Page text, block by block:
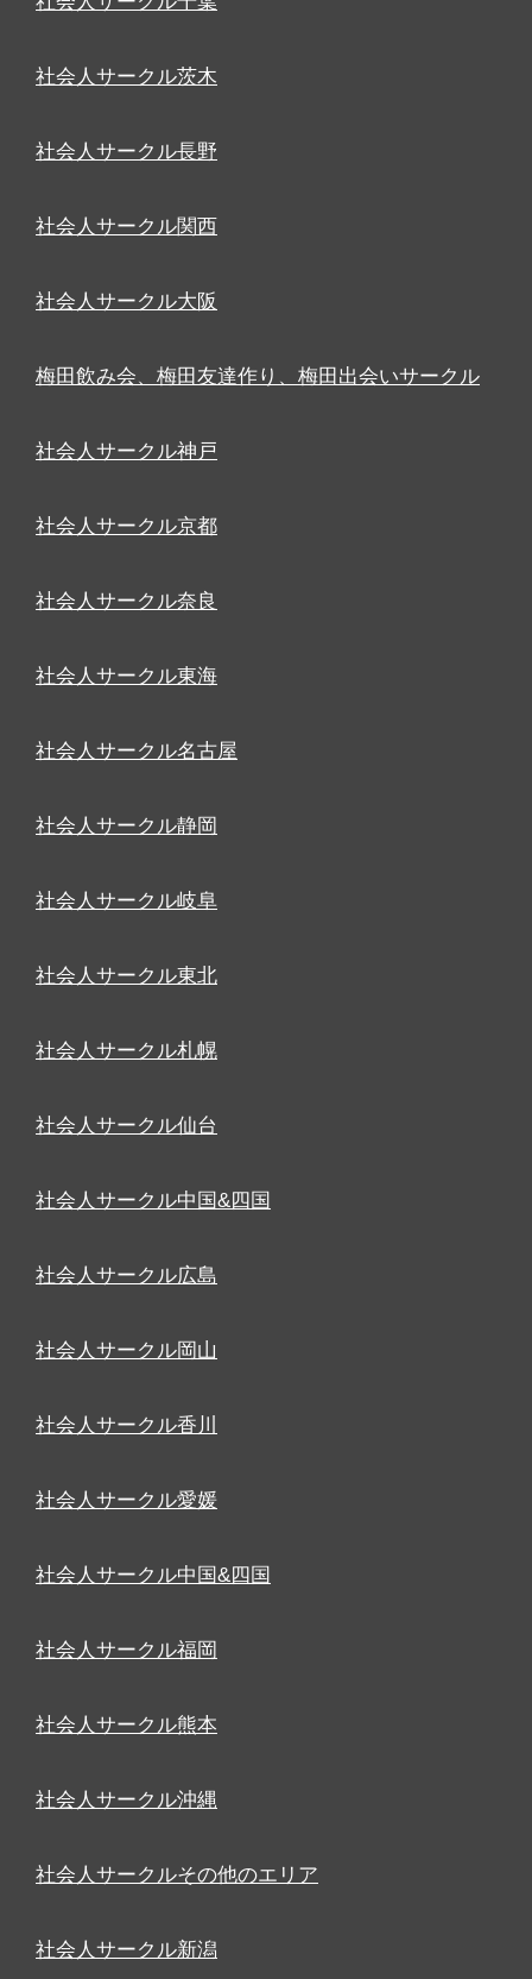
社会人サークル茨木
社会人サークル長野
社会人サークル関西
社会人サークル大阪
梅田飲み会、梅田友達作り、梅田出会いサークル
社会人サークル神戸
社会人サークル京都
社会人サークル奈良
社会人サークル東海
社会人サークル名古屋
社会人サークル静岡
社会人サークル岐阜
社会人サークル東北
社会人サークル札幌
社会人サークル仙台
社会人サークル中国&四国
社会人サークル広島
社会人サークル岡山
社会人サークル香川
社会人サークル愛媛
社会人サークル中国&四国
社会人サークル福岡
社会人サークル熊本
社会人サークル沖縄
社会人サークルその他のエリア
社会人サークル新潟